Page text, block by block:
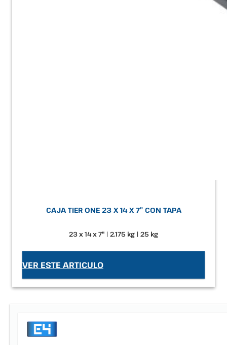
CAJA TIER ONE 23 X 14 X 7″ CON TAPA
23 x 14 x 7" | 2.175 kg | 25 kg
VER ESTE ARTICULO